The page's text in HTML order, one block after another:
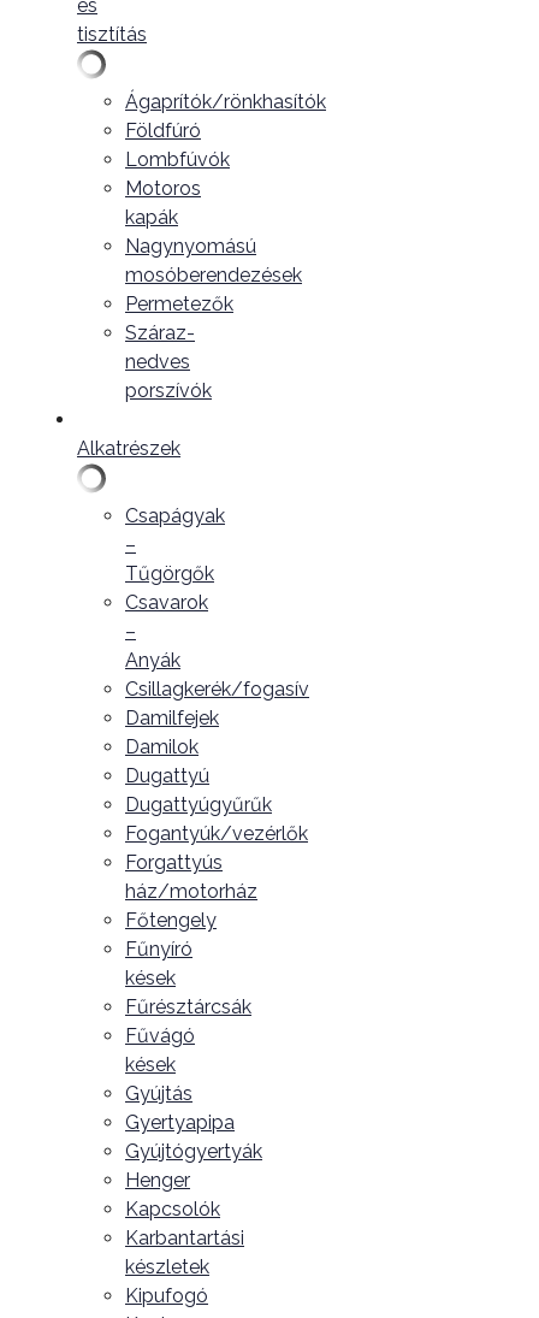
és
tisztítás
Ágaprítók/rönkhasítók
Földfúró
Lombfúvók
Motoros
kapák
Nagynyomású
mosóberendezések
Permetezők
Száraz-
nedves
porszívók
Alkatrészek
Csapágyak
–
Tűgörgők
Csavarok
–
Anyák
Csillagkerék/fogasív
Damilfejek
Damilok
Dugattyú
Dugattyúgyűrűk
Fogantyúk/vezérlők
Forgattyús
ház/motorház
Főtengely
Fűnyíró
kések
Fűrésztárcsák
Fűvágó
kések
Gyújtás
Gyertyapipa
Gyújtógyertyák
Henger
Kapcsolók
Karbantartási
készletek
Kipufogó